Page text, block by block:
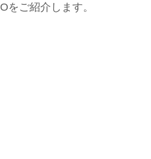
をご紹介します。